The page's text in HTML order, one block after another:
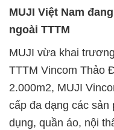
MUJI Việt Nam
ngoài TTTM
MUJI vừa khai
TTTM Vincom Thảo
2.000m2, MUJI
cấp đa dạng các
dụng, quần áo, nội